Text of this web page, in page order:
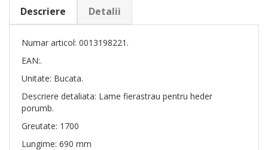
Descriere Detalii
Numar articol: 0013198221.
EAN:.
Unitate: Bucata.
Descriere detaliata: Lame fierastrau pentru heder
porumb.
Greutate: 1700
Lungime: 690 mm